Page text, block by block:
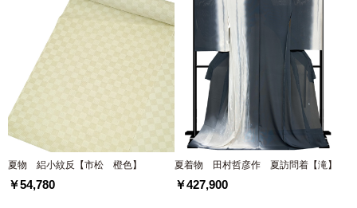
夏物 絽小紋反【市松 橙色】
￥54,780
夏着物 田村哲彦作 夏訪問着【滝】
￥427,900